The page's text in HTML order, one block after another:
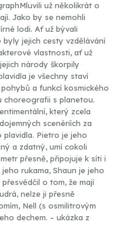
už několikrát o
Jako by se nemohli
lodi. Ať už bývali
byly jejich cesty vzdělávání
vlastnosti, ať už
národy škorpily
je všechny staví
a funkcí kosmického
choreografii s planetou.
který zcela
scenériích za
plavidla. Pietro je jeho
a zdatný, umí cokoli
přesně, připojuje k síti i
rukama, Shaun je jeho
o tom, že mají
nelze ji přesně
Nell (s osmilitrovým
dechem. – ukázka z